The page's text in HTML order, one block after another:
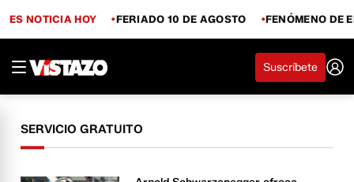
ES NOTICIA HOY FERIADO 10 DE AGOSTO FENÓMENO DE
Suscríbete
SERVICIO GRATUITO